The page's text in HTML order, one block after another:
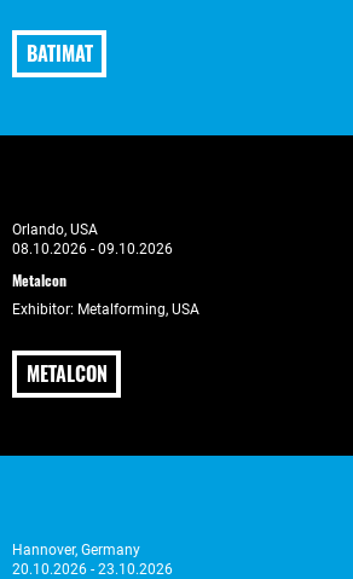
BATIMAT
Orlando, USA
08.10.2026 - 09.10.2026
Metalcon
Exhibitor: Metalforming, USA
METALCON
Hannover, Germany
20.10.2026 - 23.10.2026